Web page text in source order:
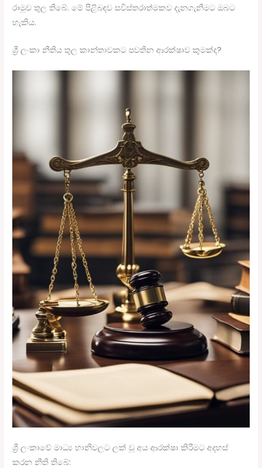
රාමුව තුල තිබේ. මේ පිළිබඳව සවිස්තරාත්මකව දැනගැනීමට ඔබට
හැකිය.
ශ්‍රී ලංකා නීතිය තුල කාන්තාවකට පවතින ආරක්ෂාව කුමක්ද?
ශ්‍රී ලංකාවේ මාධ්‍ය හානිවලට ලක් වූ අය ආරක්ෂා කිරීමට අදහස්
කරන නීති තිබේ: